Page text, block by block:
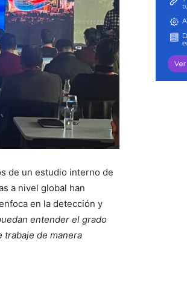
de un estudio interno de
a nivel global han
en la detección y
entender el grado
trabaje de manera